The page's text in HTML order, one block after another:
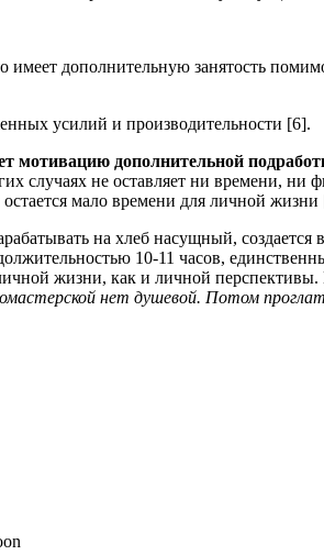
дополнительную занятость
усилий и производительности [6].
мотивацию дополнительной
случаях не оставляет ни времени, ни
мало времени для личной жизни
на хлеб насущный,
10-11 часов,
жизни, как и личной
нет душевой. Потом